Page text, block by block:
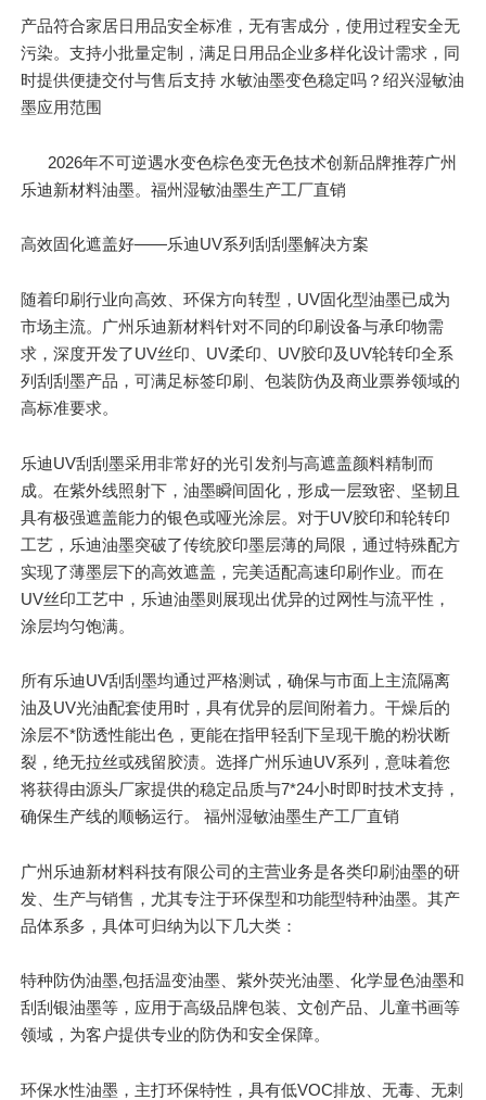
产品符合家居日用品安全标准，无有害成分，使用过程安全无
污染。支持小批量定制，满足日用品企业多样化设计需求，同
时提供便捷交付与售后支持 水敏油墨变色稳定吗？绍兴湿敏油
墨应用范围
2026年不可逆遇水变色棕色变无色技术创新品牌推荐广州
乐迪新材料油墨。福州湿敏油墨生产工厂直销
高效固化遮盖好——乐迪UV系列刮刮墨解决方案
随着印刷行业向高效、环保方向转型，UV固化型油墨已成为
市场主流。广州乐迪新材料针对不同的印刷设备与承印物需
求，深度开发了UV丝印、UV柔印、UV胶印及UV轮转印全系
列刮刮墨产品，可满足标签印刷、包装防伪及商业票券领域的
高标准要求。
乐迪UV刮刮墨采用非常好的光引发剂与高遮盖颜料精制而
成。在紫外线照射下，油墨瞬间固化，形成一层致密、坚韧且
具有极强遮盖能力的银色或哑光涂层。对于UV胶印和轮转印
工艺，乐迪油墨突破了传统胶印墨层薄的局限，通过特殊配方
实现了薄墨层下的高效遮盖，完美适配高速印刷作业。而在
UV丝印工艺中，乐迪油墨则展现出优异的过网性与流平性，
涂层均匀饱满。
所有乐迪UV刮刮墨均通过严格测试，确保与市面上主流隔离
油及UV光油配套使用时，具有优异的层间附着力。干燥后的
涂层不*防透性能出色，更能在指甲轻刮下呈现干脆的粉状断
裂，绝无拉丝或残留胶渍。选择广州乐迪UV系列，意味着您
将获得由源头厂家提供的稳定品质与7*24小时即时技术支持，
确保生产线的顺畅运行。 福州湿敏油墨生产工厂直销
广州乐迪新材料科技有限公司的主营业务是各类印刷油墨的研
发、生产与销售，尤其专注于环保型和功能型特种油墨。其产
品体系多，具体可归纳为以下几大类：
特种防伪油墨,包括温变油墨、紫外荧光油墨、化学显色油墨和
刮刮银油墨等，应用于高级品牌包装、文创产品、儿童书画等
领域，为客户提供专业的防伪和安全保障。
环保水性油墨，主打环保特性，具有低VOC排放、无毒、无刺